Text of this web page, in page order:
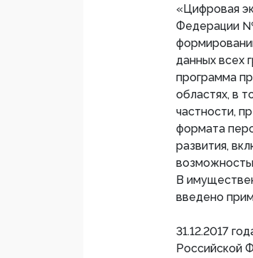
«Цифровая
Федерации №
данных всех
программа
областях, в
частности,
формата
развития,
В
введено
31.12.2017
Российской